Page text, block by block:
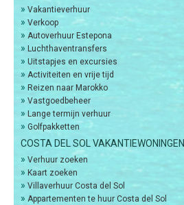
» Vakantieverhuur
» Verkoop
» Autoverhuur Estepona
» Luchthaventransfers
» Uitstapjes en excursies
» Activiteiten en vrije tijd
» Reizen naar Marokko
» Vastgoedbeheer
» Lange termijn verhuur
» Golfpakketten
COSTA DEL SOL VAKANTIEWONINGEN
» Verhuur zoeken
» Kaart zoeken
» Villaverhuur Costa del Sol
» Appartementen te huur Costa del Sol